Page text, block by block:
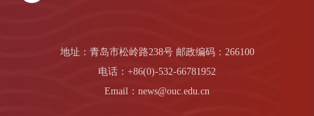
地址：青岛市松岭路238号 邮政编码：266100
电话：+86(0)-532-66781952
Email：news@ouc.edu.cn